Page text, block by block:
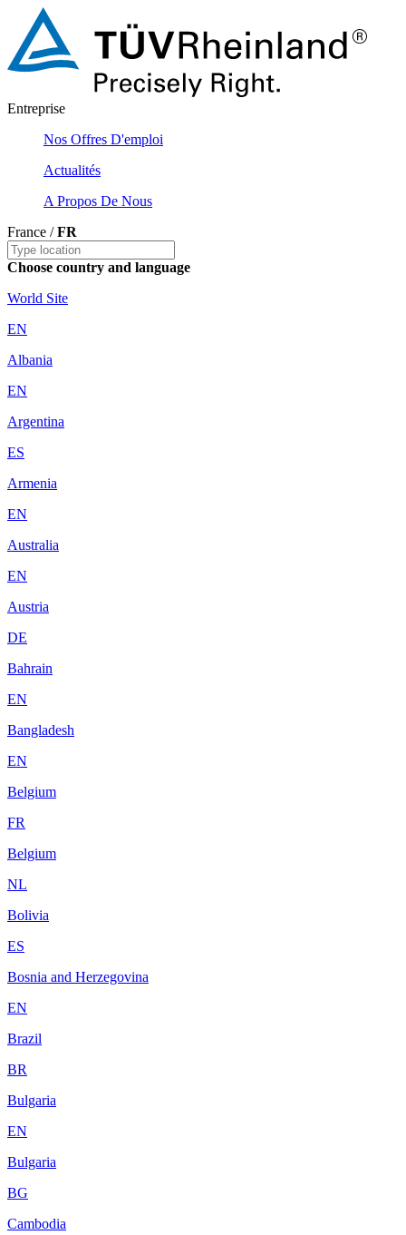
Entreprise
Nos Offres D'emploi
Actualités
A Propos De Nous
France /FR
Choose country and language
World Site
EN
Albania
EN
Argentina
ES
Armenia
EN
Australia
EN
Austria
DE
Bahrain
EN
Bangladesh
EN
Belgium
FR
Belgium
NL
Bolivia
ES
Bosnia and Herzegovina
EN
Brazil
BR
Bulgaria
EN
Bulgaria
BG
Cambodia